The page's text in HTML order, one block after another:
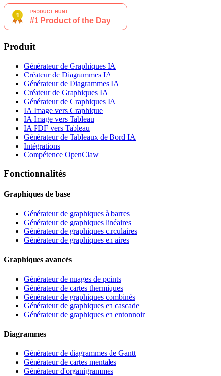
Produit
Générateur de Graphiques IA
Créateur de Diagrammes IA
Générateur de Diagrammes IA
Créateur de Graphiques IA
Générateur de Graphiques IA
IA Image vers Graphique
IA Image vers Tableau
IA PDF vers Tableau
Générateur de Tableaux de Bord IA
Intégrations
Compétence OpenClaw
Fonctionnalités
Graphiques de base
Générateur de graphiques à barres
Générateur de graphiques linéaires
Générateur de graphiques circulaires
Générateur de graphiques en aires
Graphiques avancés
Générateur de nuages de points
Générateur de cartes thermiques
Générateur de graphiques combinés
Générateur de graphiques en cascade
Générateur de graphiques en entonnoir
Diagrammes
Générateur de diagrammes de Gantt
Générateur de cartes mentales
Générateur d'organigrammes